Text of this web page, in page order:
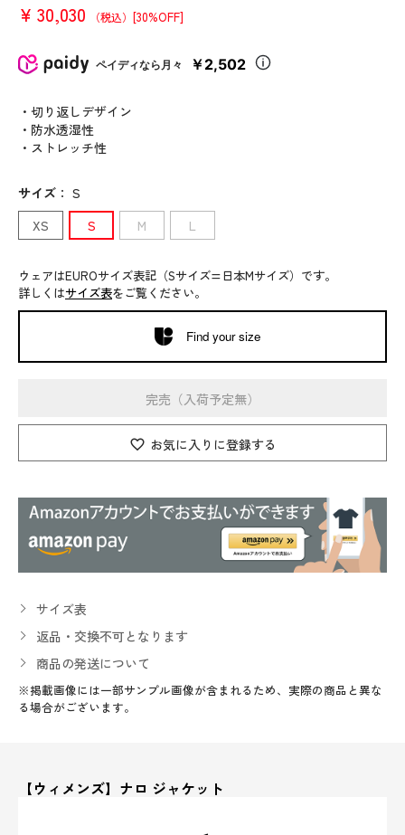
¥ 30,030 （税込） [30%OFF]
ペイディなら月々 ￥2,502
・切り返しデザイン
・防水透湿性
・ストレッチ性
サイズ ： S
XS
S M L
ウェアはEUROサイズ表記（Sサイズ=日本Mサイズ）です。
詳しくはサイズ表をご覧ください。
Find your size
完売（入荷予定無）
お気に入りに登録する
サイズ表
返品・交換不可となります
商品の発送について
※掲載画像には一部サンプル画像が含まれるため、実際の商品と異な
る場合がございます。
【ウィメンズ】ナロ ジャケット